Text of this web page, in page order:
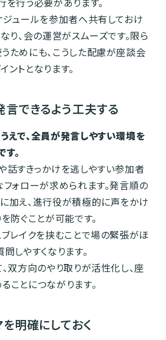
ジュールを参加者へ共有しておけ
り、会の運営がスムーズです。限ら
ためにも、こうした配慮が座談会
トとなります。
できるよう工夫する
えで、全員が発言しやすい環境を
。
話すきっかけを逃しやすい参加者
フォローが求められます。発言順の
加え、進行役が積極的に声をかけ
防ぐことが可能です。
ブレイクを挟むことで場の緊張がほ
しやすくなります。
双方向のやり取りが活性化し、座
ことにつながります。
明確にしておく